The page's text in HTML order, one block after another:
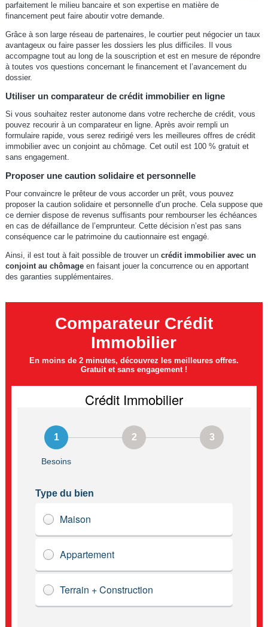
parfaitement le milieu bancaire et son expertise en matière de
financement peut faire aboutir votre demande.
Grâce à son large réseau de partenaires, le courtier peut négocier un taux
avantageux ou faire passer les dossiers les plus difficiles. Il vous
accompagne tout au long de la souscription et est en mesure de répondre
à toutes vos questions concernant le financement et l’avancement du
dossier.
Utiliser un comparateur de crédit immobilier en ligne
Si vous souhaitez rester autonome dans votre recherche de crédit, vous
pouvez recourir à un comparateur en ligne. Après avoir rempli un
formulaire rapide, vous serez redirigé vers les meilleures offres de crédit
immobilier avec un conjoint au chômage. Cet outil est 100 % gratuit et
sans engagement.
Proposer une caution solidaire et personnelle
Pour convaincre le prêteur de vous accorder un prêt, vous pouvez
proposer la caution solidaire et personnelle d’un proche. Cela suppose que
ce dernier dispose de revenus suffisants pour rembourser les échéances
en cas de défaillance de l’emprunteur. Cette décision n’est pas sans
conséquence car le patrimoine du cautionnaire est engagé.
Ainsi, il est tout à fait possible de trouver un crédit immobilier avec un
conjoint au chômageen faisant jouer la concurrence ou en apportant
des garanties supplémentaires.
Comparateur Crédit
Immobilier
En moins de 2 minutes, découvrez les meilleures offres.
Gratuit et sans engagement !